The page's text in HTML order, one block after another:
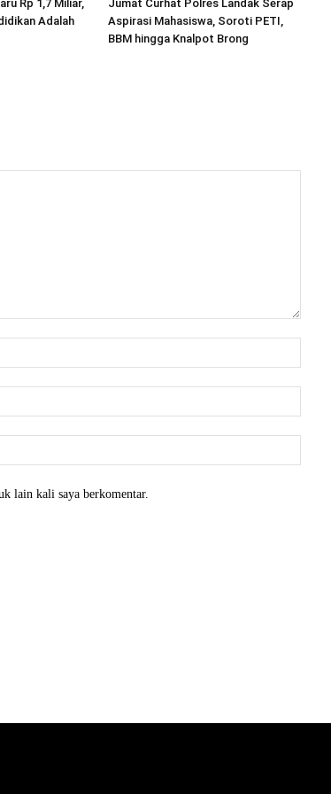
Rp 1,7 Miliar,
Adalah
Jumat Curhat Polres Landak Serap
Aspirasi Mahasiswa, Soroti PETI,
BBM hingga Knalpot Brong
lain kali saya berkomentar.